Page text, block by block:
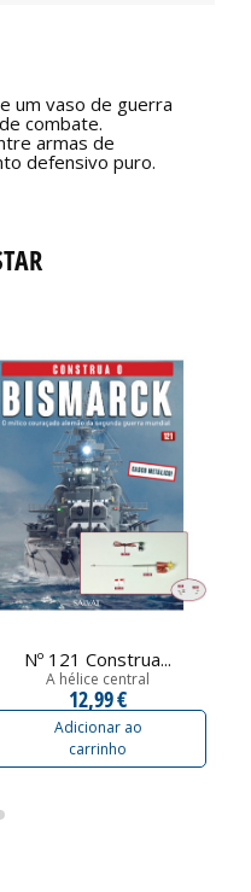
um vaso de guerra
combate.
armas de
defensivo puro.
Nº 121 Construa...
A hélice central
12,99 €
Adicionar ao
carrinho